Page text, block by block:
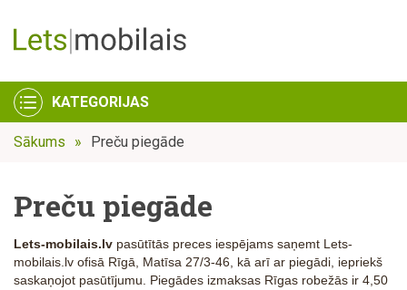
KATEGORIJAS
Sākums Preču piegāde
Preču piegāde
Lets-mobilais.lv pasūtītās preces iespējams saņemt Lets-
mobilais.lv ofisā Rīgā, Matīsa 27/3-46, kā arī ar piegādi, iepriekš
saskaņojot pasūtījumu. Piegādes izmaksas Rīgas robežās ir 4,50